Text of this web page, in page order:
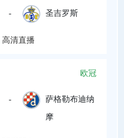
- 圣吉罗斯
高清直播
欧冠
- 萨格勒布迪纳
摩